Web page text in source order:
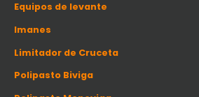
Equipos de levante
Imanes
Limitador de Cruceta
Polipasto Biviga